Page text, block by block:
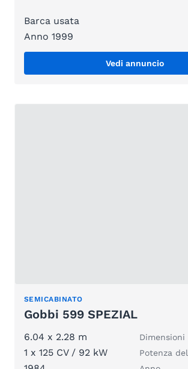
Barca usata
Anno 1999
Vedi annuncio
SEMICABINATO
Gobbi 599 SPEZIAL
6.04 x 2.28 m Dimensioni
1 x 125 CV / 92 kW Potenza